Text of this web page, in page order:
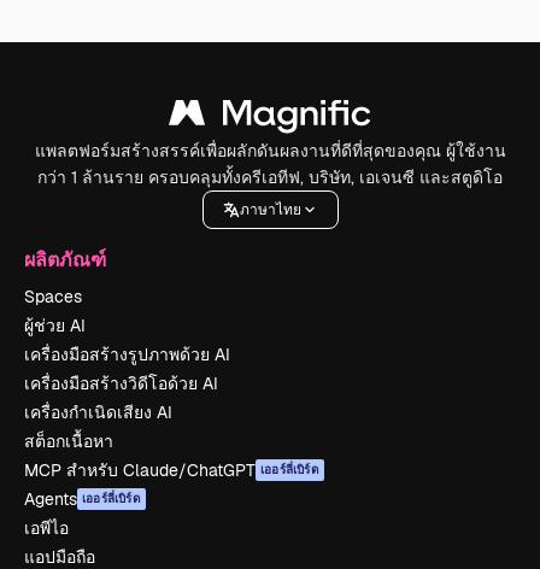
แพลตฟอร์มสร้างสรรค์เพื่อผลักดันผลงานที่ดีที่สุดของคุณ ผู้ใช้งาน
กว่า 1 ล้านราย ครอบคลุมทั้งครีเอทีฟ, บริษัท, เอเจนซี และสตูดิโอ
ภาษาไทย
ผลิตภัณฑ์
Spaces
ผู้ช่วย AI
เครื่องมือสร้างรูปภาพด้วย AI
เครื่องมือสร้างวิดีโอด้วย AI
เครื่องกำเนิดเสียง AI
สต็อกเนื้อหา
MCP สำหรับ Claude/ChatGPT เออร์ลี่เบิร์ด
Agents เออร์ลี่เบิร์ด
เอพีไอ
แอปมือถือ